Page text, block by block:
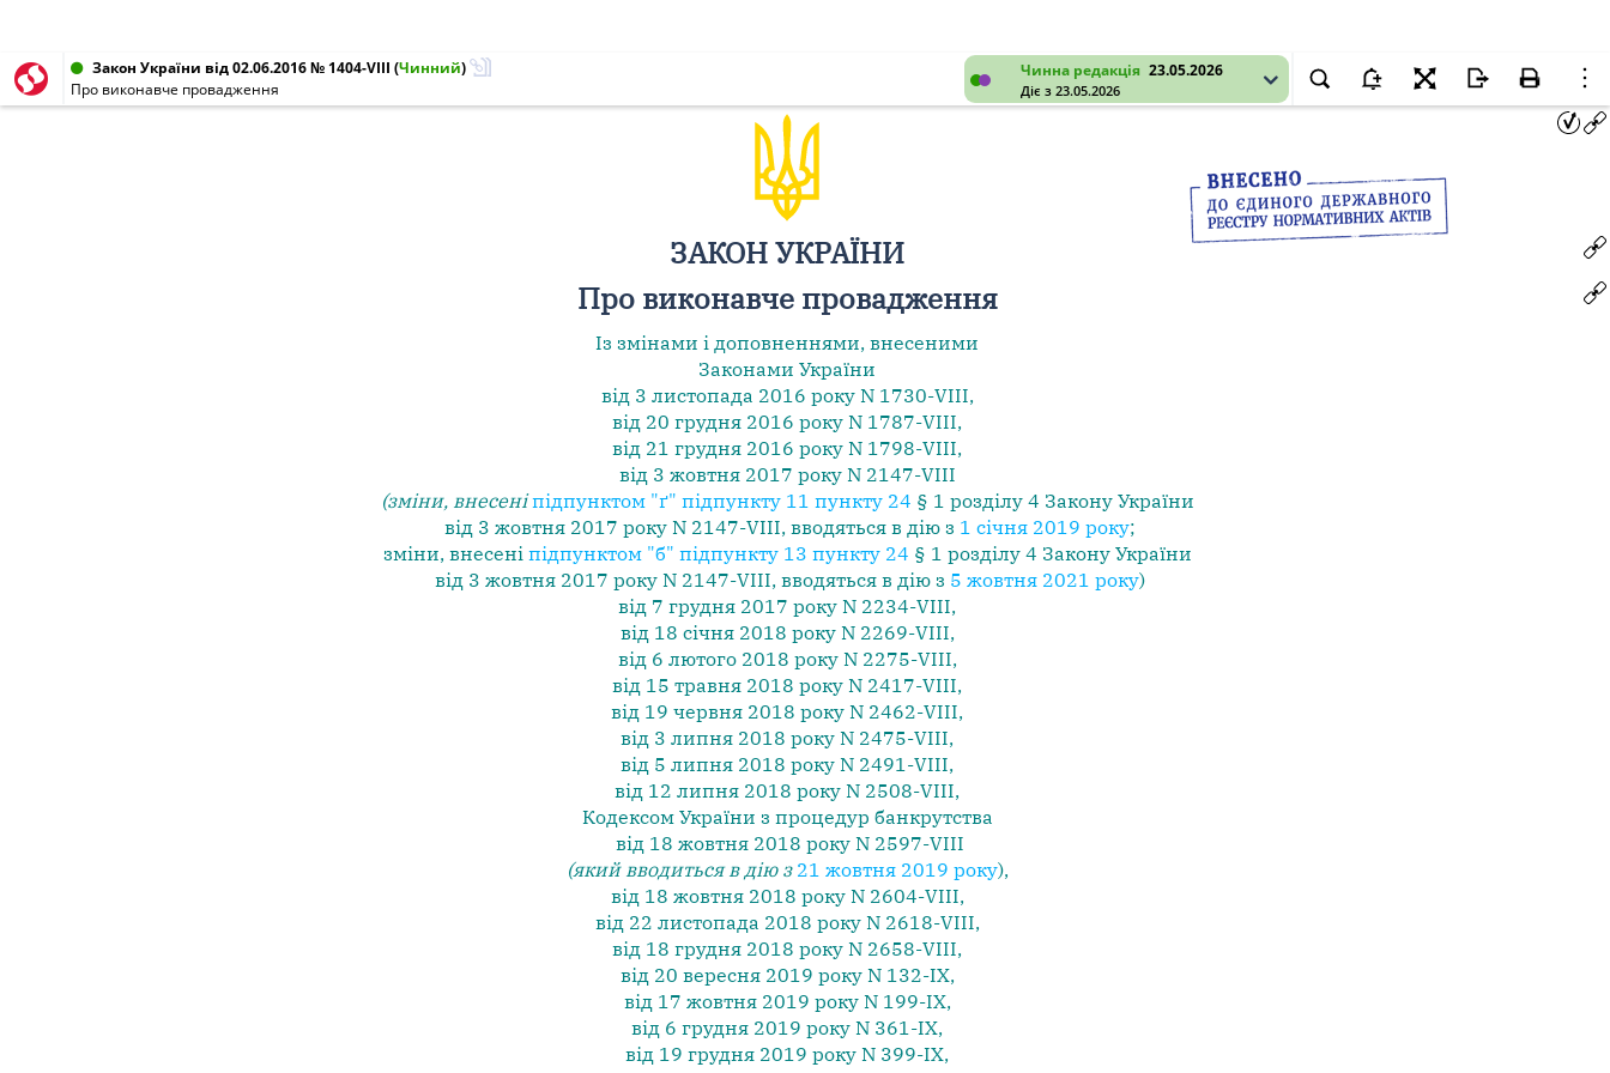
Чинна редакція 23.05.2026
Діє з 23.05.2026
Закон України від 02.06.2016 № 1404-VIII (Чинний)
Про виконавче провадження